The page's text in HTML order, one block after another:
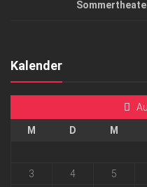
Kalender
M D M
3
4 5